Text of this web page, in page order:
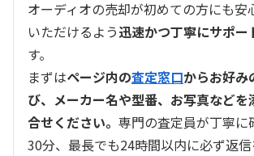
オーディオの売却が初めての方にも安
いただけるよう迅速かつ丁寧にサポー
す。
まずはページ内の査定窓口からお好み
び、メーカー名や型番、お写真などを
合せください。 専門の査定員が丁寧に
30分、最長でも24時間以内に必ず返